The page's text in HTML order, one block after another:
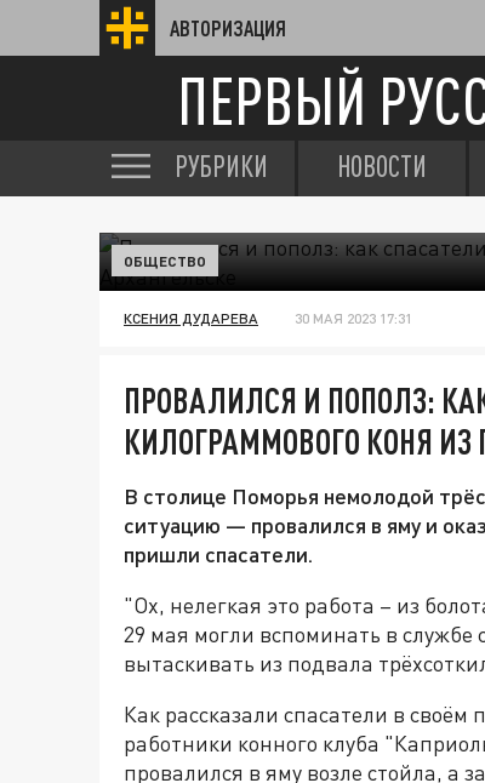
АВТОРИЗАЦИЯ
ПЕРВЫЙ
РУБРИКИ НОВОСТИ
ОБЩЕСТВО
КСЕНИЯ ДУДАРЕВА 30 МАЯ 2023 17:31
ПРОВАЛИЛСЯ И ПОПОЛЗ:
КИЛОГРАММОВОГО КОНЯ
В столице Поморья немолодой
ситуацию — провалился в яму и
пришли спасатели.
"Ох, нелегкая это работа – из
29 мая могли вспоминать в
вытаскивать из подвала
Как рассказали спасатели в
работники конного клуба
провалился в яму возле стойла, а